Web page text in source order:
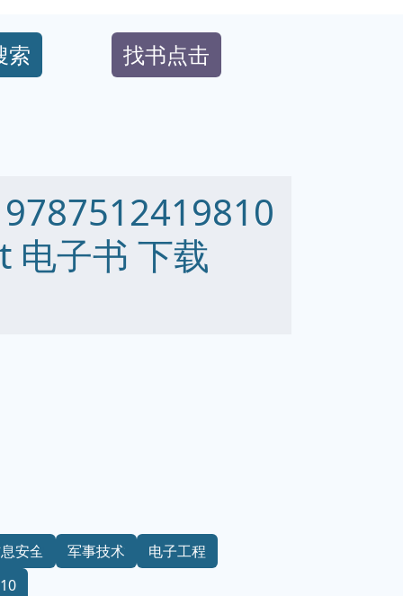
索 找书点击
子书 下载
安全 军事技术
电子工程